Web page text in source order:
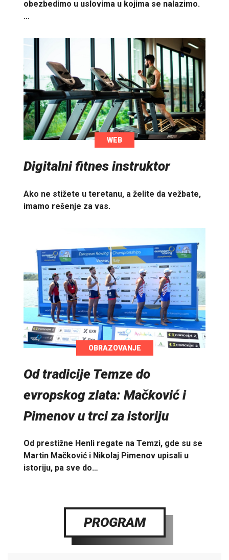
obezbedimo u uslovima u kojima se nalazimo.
…
WEB
Digitalni fitnes instruktor
Ako ne stižete u teretanu, a želite da vežbate,
imamo rešenje za vas.
OBRAZOVANJE
Od tradicije Temze do
evropskog zlata: Mačković i
Pimenov u trci za istoriju
Od prestižne Henli regate na Temzi, gde su se
Martin Mačković i Nikolaj Pimenov upisali u
istoriju, pa sve do…
PROGRAM